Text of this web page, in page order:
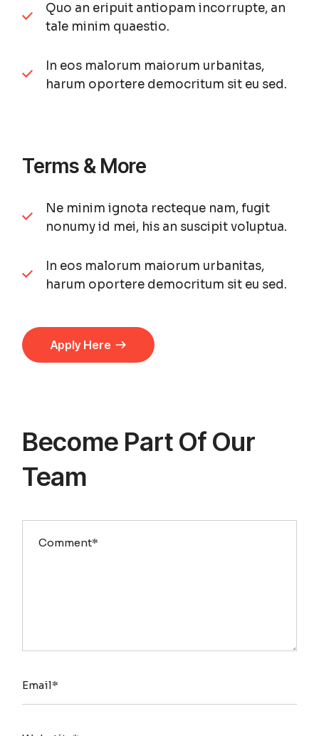
Quo an eripuit antiopam incorrupte, an
tale minim quaestio.
In eos malorum maiorum urbanitas,
harum oportere democritum sit eu sed.
Terms & More
Ne minim ignota recteque nam, fugit
nonumy id mei, his an suscipit voluptua.
In eos malorum maiorum urbanitas,
harum oportere democritum sit eu sed.
Apply Here
Become Part Of Our
Team